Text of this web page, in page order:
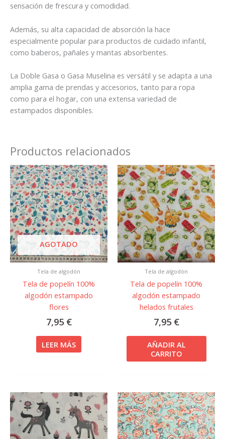
sensación de frescura y comodidad.
Además, su alta capacidad de absorción la hace
especialmente popular para productos de cuidado infantil,
como baberos, pañales y mantas absorbentes.
La Doble Gasa o Gasa Muselina es versátil y se adapta a una
amplia gama de prendas y accesorios, tanto para ropa
como para el hogar, con una extensa variedad de
estampados disponibles.
Productos relacionados
AGOTADO
Tela de algodón
Tela de popelín 100%
algodón estampado
flores
7,95 €
LEER MÁS
Tela de algodón
Tela de popelín 100%
algodón estampado
helados frutales
7,95 €
AÑADIR AL
CARRITO